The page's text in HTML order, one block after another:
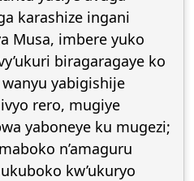
karashize ingani
Musa, imbere yuko
biragaragaye ko
yabigishije
rero, mugiye
yaboneye ku mugezi;
n’amaguru
kw’ukuryo